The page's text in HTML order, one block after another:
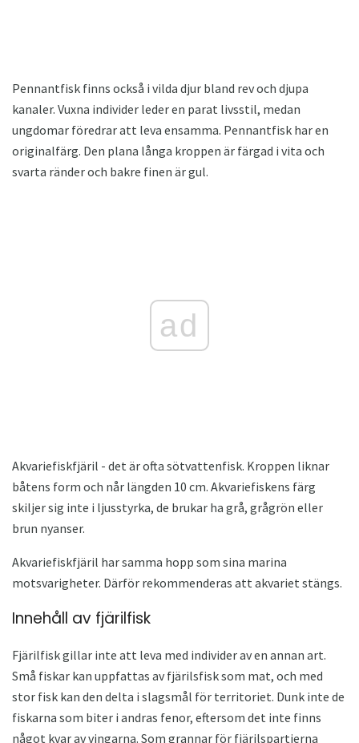
Pennantfisk finns också i vilda djur bland rev och djupa
kanaler. Vuxna individer leder en parat livsstil, medan
ungdomar föredrar att leva ensamma. Pennantfisk har en
originalfärg. Den plana långa kroppen är färgad i vita och
svarta ränder och bakre finen är gul.
ad
Akvariefiskfjäril - det är ofta sötvattenfisk. Kroppen liknar
båtens form och når längden 10 cm. Akvariefiskens färg
skiljer sig inte i ljusstyrka, de brukar ha grå, grågrön eller
brun nyanser.
Akvariefiskfjäril har samma hopp som sina marina
motsvarigheter. Därför rekommenderas att akvariet stängs.
Innehåll av fjärilfisk
Fjärilfisk gillar inte att leva med individer av en annan art.
Små fiskar kan uppfattas av fjärilsfisk som mat, och med
stor fisk kan den delta i slagsmål för territoriet. Dunk inte de
fiskarna som biter i andras fenor, eftersom det inte finns
något kvar av vingarna. Som grannar för fjärilspartierna